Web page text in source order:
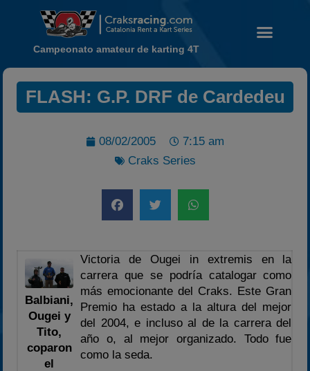
Noticias
Temporada 2026
Campeonato
2022
2023
2025
Campeonato amateur de karting 4T
FLASH: G.P. DRF de Cardedeu
08/02/2005
7:15 am
Craks Series
Balbiani,
Ougei y
Tito,
coparon
el
Victoria de Ougei in extremis en la
carrera que se podría catalogar como
más emocionante del Craks. Este Gran
Premio ha estado a la altura del mejor
del 2004, e incluso al de la carrera del
año o, al mejor organizado. Todo fue
como la seda.